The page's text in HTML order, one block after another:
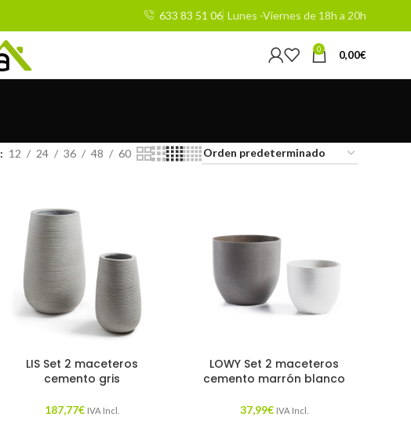
633 83 51 06 Lunes -Viernes de 18h a 20h
0 0,00€
12 24 36 48 60
LIS Set 2 maceteros
cemento gris
187,77€ IVA Incl.
LOWY Set 2 maceteros
cemento marrón blanco
37,99€ IVA Incl.